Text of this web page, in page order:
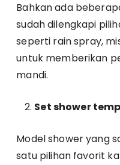
Bahkan ada
sudah dilengkapi
seperti rain spray,
untuk memberikan
mandi.
Set shower
Model shower yang
satu pilihan favorit